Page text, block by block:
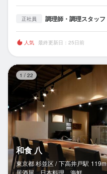
正社員 調理師・調理スタッフ
人気 最終更新日：25日前
1 / 22
和食 八
東京都 杉並区 / 下高井戸駅 119m
居酒屋、日本料理、海鮮